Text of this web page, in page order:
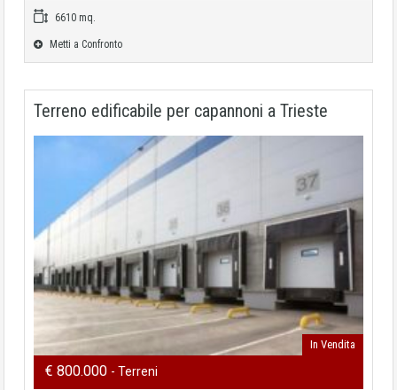
6610 mq.
Metti a Confronto
Terreno edificabile per capannoni a Trieste
In Vendita
€ 800.000 - Terreni